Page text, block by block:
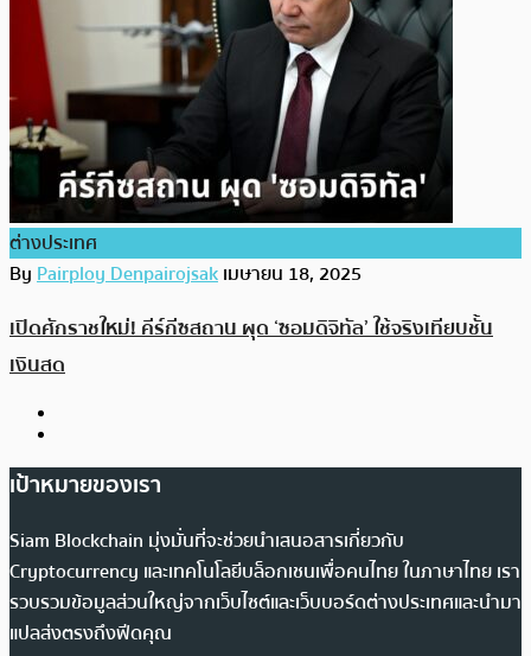
ต่างประเทศ
ByPairploy Denpairojsakเมษายน 18, 2025
เปิดศักราชใหม่! คีร์กีซสถาน ผุด ‘ซอมดิจิทัล’ ใช้จริงเทียบชั้น
เงินสด
เป้าหมายของเรา
Siam Blockchain มุ่งมั่นที่จะช่วยนำเสนอสารเกี่ยวกับ
Cryptocurrency และเทคโนโลยีบล็อกเชนเพื่อคนไทย ในภาษาไทย เรา
รวบรวมข้อมูลส่วนใหญ่จากเว็บไซต์และเว็บบอร์ดต่างประเทศและนำมา
แปลส่งตรงถึงฟีดคุณ